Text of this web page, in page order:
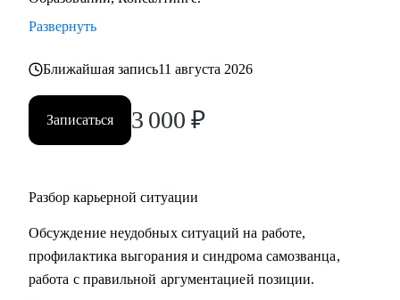
Развернуть
Ближайшая запись11 августа 2026
Записаться 3 000 ₽
Разбор карьерной ситуации
Обсуждение неудобных ситуаций на работе,
профилактика выгорания и синдрома самозванца,
работа с правильной аргументацией позиции.